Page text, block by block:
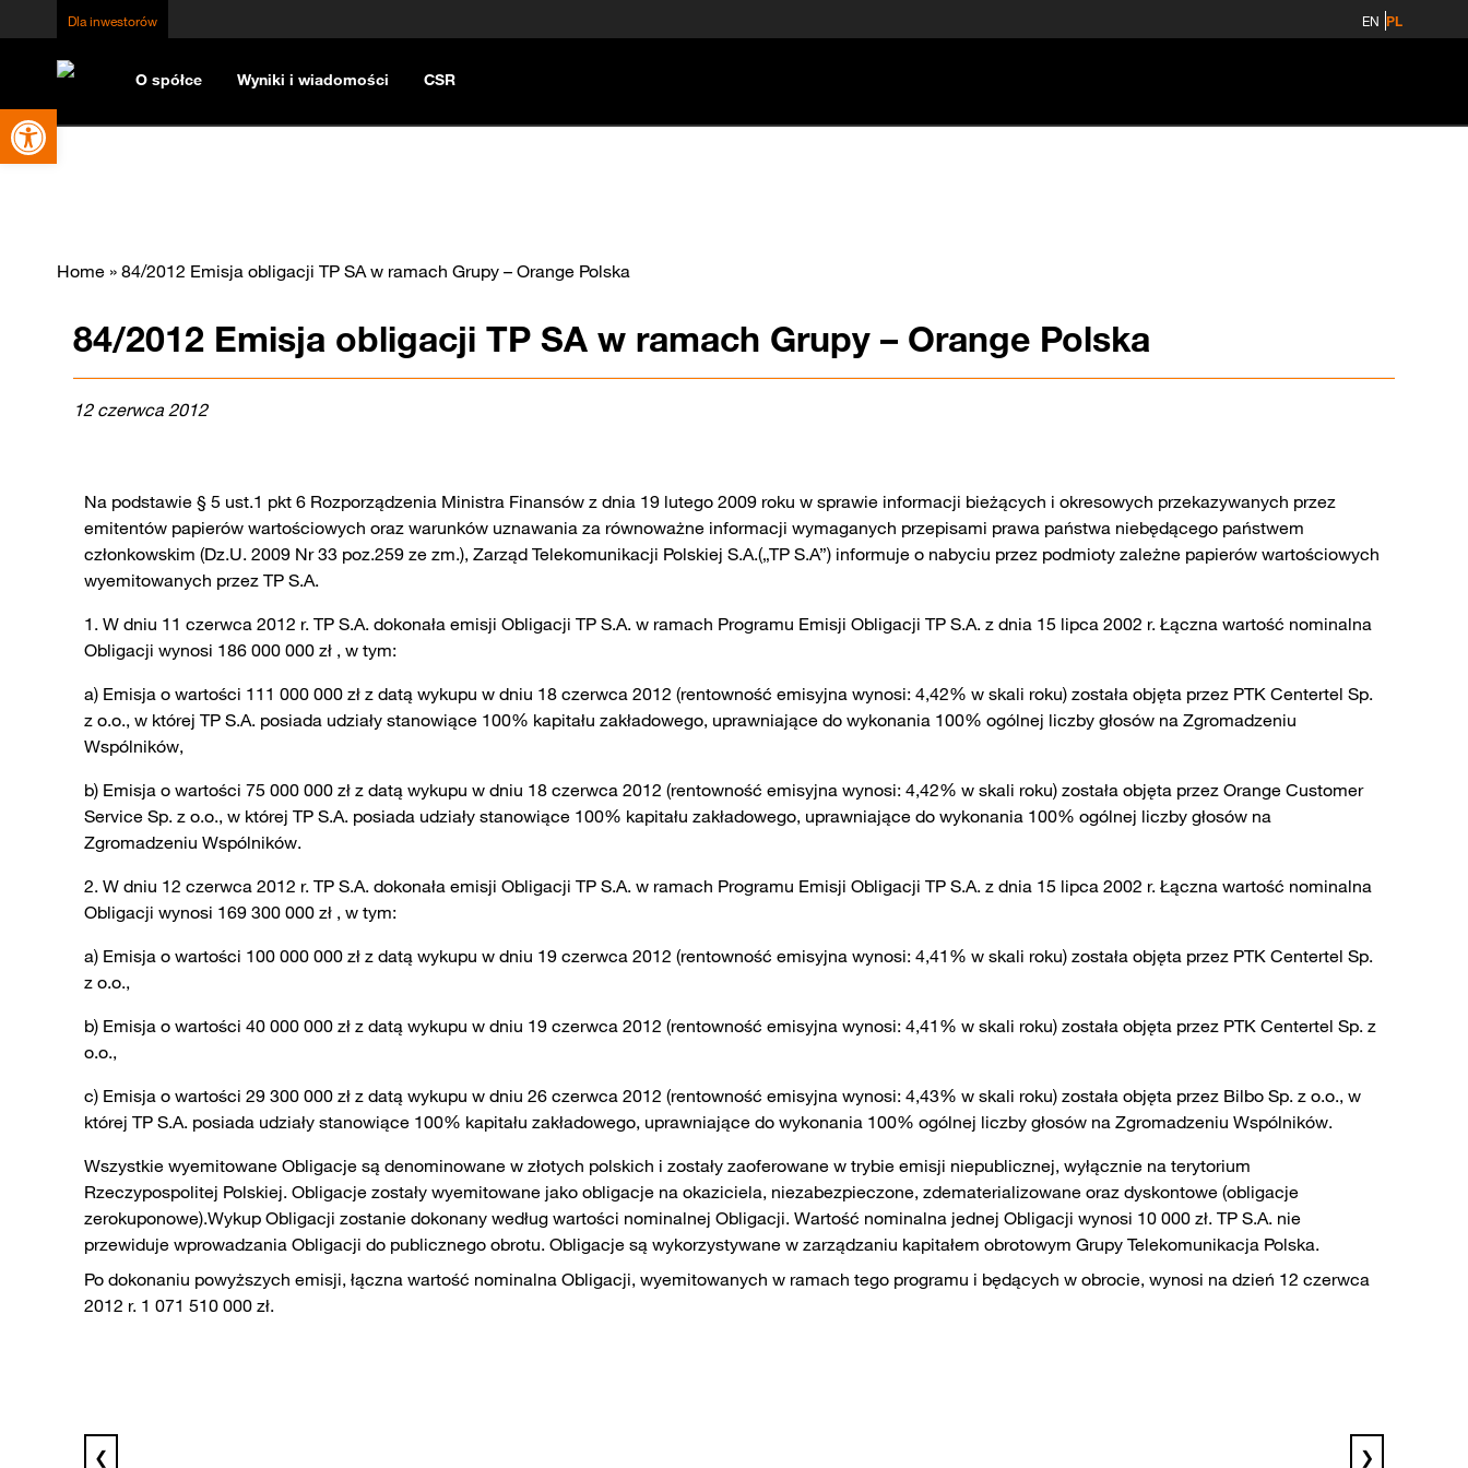
Otwórz pasek narzędzi
Dla inwestorów EN PL
O spółce Wyniki i wiadomości CSR
Home » 84/2012 Emisja obligacji TP SA w ramach Grupy – Orange Polska
84/2012 Emisja obligacji TP SA w ramach Grupy – Orange Polska
12 czerwca 2012
Na podstawie § 5 ust.1 pkt 6 Rozporządzenia Ministra Finansów z dnia 19 lutego 2009 roku w sprawie informacji bieżących i okresowych przekazywanych przez
emitentów papierów wartościowych oraz warunków uznawania za równoważne informacji wymaganych przepisami prawa państwa niebędącego państwem
członkowskim (Dz.U. 2009 Nr 33 poz.259 ze zm.), Zarząd Telekomunikacji Polskiej S.A.(„TP S.A”) informuje o nabyciu przez podmioty zależne papierów wartościowych
wyemitowanych przez TP S.A.
1. W dniu 11 czerwca 2012 r. TP S.A. dokonała emisji Obligacji TP S.A. w ramach Programu Emisji Obligacji TP S.A. z dnia 15 lipca 2002 r. Łączna wartość nominalna
Obligacji wynosi 186 000 000 zł , w tym:
a) Emisja o wartości 111 000 000 zł z datą wykupu w dniu 18 czerwca 2012 (rentowność emisyjna wynosi: 4,42% w skali roku) została objęta przez PTK Centertel Sp.
z o.o., w której TP S.A. posiada udziały stanowiące 100% kapitału zakładowego, uprawniające do wykonania 100% ogólnej liczby głosów na Zgromadzeniu
Wspólników,
b) Emisja o wartości 75 000 000 zł z datą wykupu w dniu 18 czerwca 2012 (rentowność emisyjna wynosi: 4,42% w skali roku) została objęta przez Orange Customer
Service Sp. z o.o., w której TP S.A. posiada udziały stanowiące 100% kapitału zakładowego, uprawniające do wykonania 100% ogólnej liczby głosów na
Zgromadzeniu Wspólników.
2. W dniu 12 czerwca 2012 r. TP S.A. dokonała emisji Obligacji TP S.A. w ramach Programu Emisji Obligacji TP S.A. z dnia 15 lipca 2002 r. Łączna wartość nominalna
Obligacji wynosi 169 300 000 zł , w tym:
a) Emisja o wartości 100 000 000 zł z datą wykupu w dniu 19 czerwca 2012 (rentowność emisyjna wynosi: 4,41% w skali roku) została objęta przez PTK Centertel Sp.
z o.o.,
b) Emisja o wartości 40 000 000 zł z datą wykupu w dniu 19 czerwca 2012 (rentowność emisyjna wynosi: 4,41% w skali roku) została objęta przez PTK Centertel Sp. z
o.o.,
c) Emisja o wartości 29 300 000 zł z datą wykupu w dniu 26 czerwca 2012 (rentowność emisyjna wynosi: 4,43% w skali roku) została objęta przez Bilbo Sp. z o.o., w
której TP S.A. posiada udziały stanowiące 100% kapitału zakładowego, uprawniające do wykonania 100% ogólnej liczby głosów na Zgromadzeniu Wspólników.
Wszystkie wyemitowane Obligacje są denominowane w złotych polskich i zostały zaoferowane w trybie emisji niepublicznej, wyłącznie na terytorium
Rzeczypospolitej Polskiej. Obligacje zostały wyemitowane jako obligacje na okaziciela, niezabezpieczone, zdematerializowane oraz dyskontowe (obligacje
zerokuponowe).Wykup Obligacji zostanie dokonany według wartości nominalnej Obligacji. Wartość nominalna jednej Obligacji wynosi 10 000 zł. TP S.A. nie
przewiduje wprowadzania Obligacji do publicznego obrotu. Obligacje są wykorzystywane w zarządzaniu kapitałem obrotowym Grupy Telekomunikacja Polska.
Po dokonaniu powyższych emisji, łączna wartość nominalna Obligacji, wyemitowanych w ramach tego programu i będących w obrocie, wynosi na dzień 12 czerwca
2012 r. 1 071 510 000 zł.
❮ ❯